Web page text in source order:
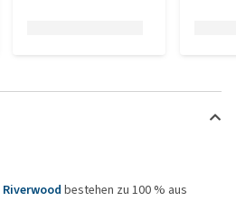
Riverwood bestehen zu 100 % aus